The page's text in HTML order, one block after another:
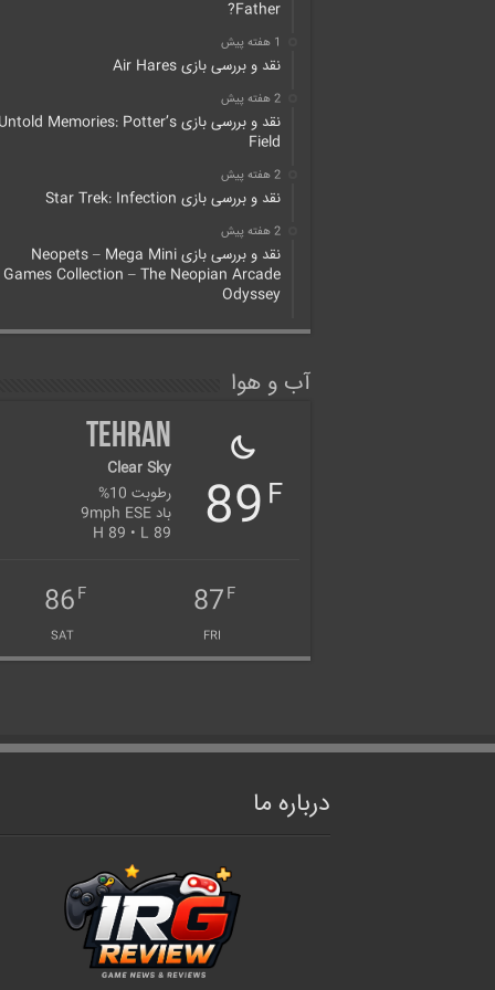
Father?
1 هفته پیش
نقد و بررسی بازی Air Hares
2 هفته پیش
نقد و بررسی بازی Untold Memories: Potter’s
Field
2 هفته پیش
نقد و بررسی بازی Star Trek: Infection
2 هفته پیش
نقد و بررسی بازی Neopets – Mega Mini
Games Collection – The Neopian Arcade
Odyssey
آب و هوا
89 F
Tehran
Clear Sky
رطوبت 10%
باد 9mph ESE
H 89 • L 89
87F
FRI
86F
SAT
درباره ما